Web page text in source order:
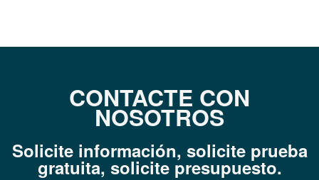
CONTACTE CON
NOSOTROS
Solicite información, solicite prueba
gratuita, solicite presupuesto.